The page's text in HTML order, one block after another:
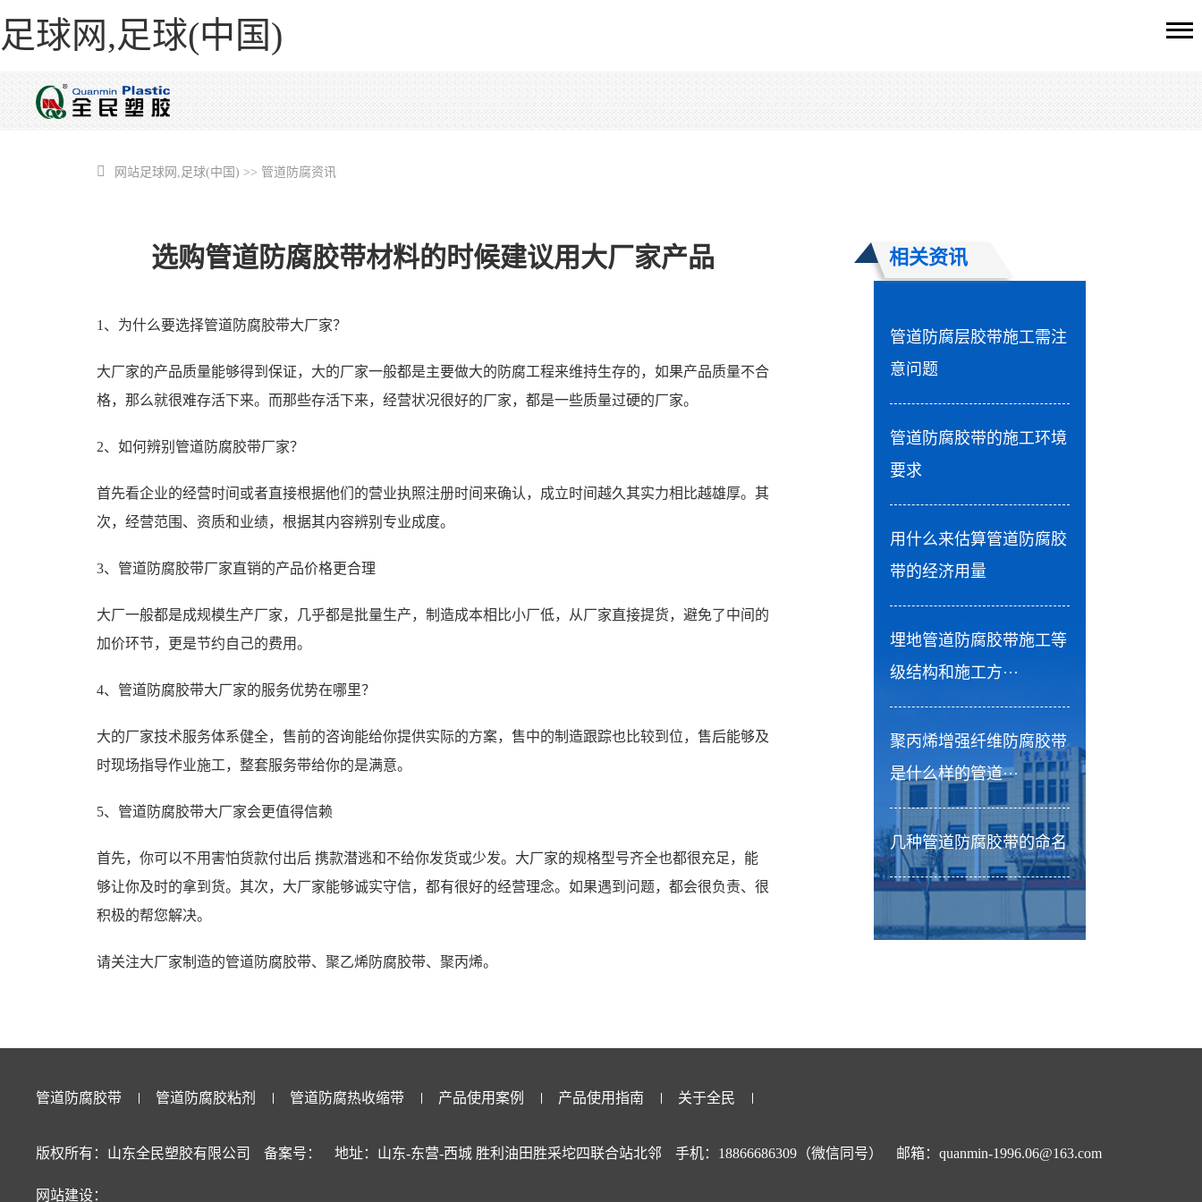
足球网,足球(中国)
网站足球网,足球(中国) >> 管道防腐资讯
选购管道防腐胶带材料的时候建议用大厂家产品
1、为什么要选择管道防腐胶带大厂家？
大厂家的产品质量能够得到保证，大的厂家一般都是主要做大的防腐工程来维持生存的，如果产品质量不合
格，那么就很难存活下来。而那些存活下来，经营状况很好的厂家，都是一些质量过硬的厂家。
2、如何辨别管道防腐胶带厂家？
首先看企业的经营时间或者直接根据他们的营业执照注册时间来确认，成立时间越久其实力相比越雄厚。其
次，经营范围、资质和业绩，根据其内容辨别专业成度。
3、管道防腐胶带厂家直销的产品价格更合理
大厂一般都是成规模生产厂家，几乎都是批量生产，制造成本相比小厂低，从厂家直接提货，避免了中间的
加价环节，更是节约自己的费用。
4、管道防腐胶带大厂家的服务优势在哪里？
大的厂家技术服务体系健全，售前的咨询能给你提供实际的方案，售中的制造跟踪也比较到位，售后能够及
时现场指导作业施工，整套服务带给你的是满意。
5、管道防腐胶带大厂家会更值得信赖
首先，你可以不用害怕货款付出后 携款潜逃和不给你发货或少发。大厂家的规格型号齐全也都很充足，能
够让你及时的拿到货。其次，大厂家能够诚实守信，都有很好的经营理念。如果遇到问题，都会很负责、很
积极的帮您解决。
请关注大厂家制造的管道防腐胶带、聚乙烯防腐胶带、聚丙烯。
相关资讯
管道防腐层胶带施工需注
意问题
管道防腐胶带的施工环境
要求
用什么来估算管道防腐胶
带的经济用量
埋地管道防腐胶带施工等
级结构和施工方···
聚丙烯增强纤维防腐胶带
是什么样的管道···
几种管道防腐胶带的命名
管道防腐胶带 管道防腐胶粘剂 管道防腐热收缩带 产品使用案例 产品使用指南 关于全民
版权所有：山东全民塑胶有限公司 备案号： 地址：山东-东营-西城 胜利油田胜采坨四联合站北邻 手机：18866686309（微信同号） 邮箱：quanmin-1996.06@163.com
网站建设：